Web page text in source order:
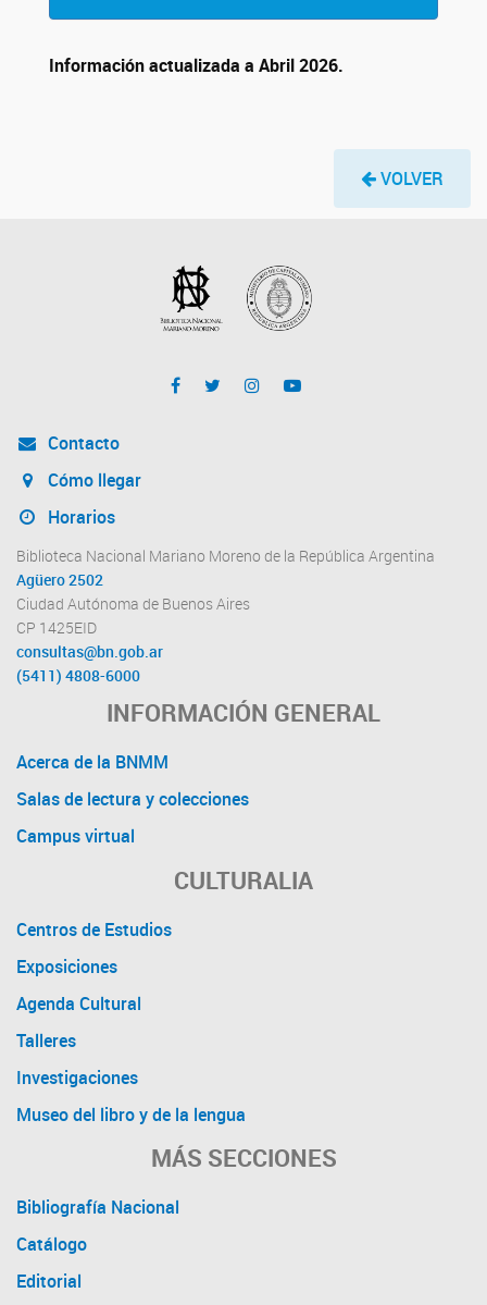
Información actualizada a Abril 2026.
VOLVER
Contacto
Cómo llegar
Horarios
Biblioteca Nacional Mariano Moreno de la República Argentina
Agüero 2502
Ciudad Autónoma de Buenos Aires
CP 1425EID
consultas@bn.gob.ar
(5411) 4808-6000
INFORMACIÓN GENERAL
Acerca de la BNMM
Salas de lectura y colecciones
Campus virtual
CULTURALIA
Centros de Estudios
Exposiciones
Agenda Cultural
Talleres
Investigaciones
Museo del libro y de la lengua
MÁS SECCIONES
Bibliografía Nacional
Catálogo
Editorial